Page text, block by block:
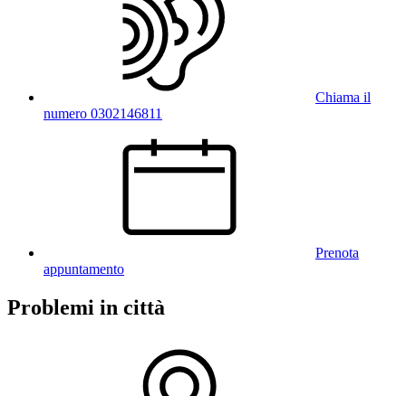
Chiama il
numero 0302146811
Prenota
appuntamento
Problemi in città